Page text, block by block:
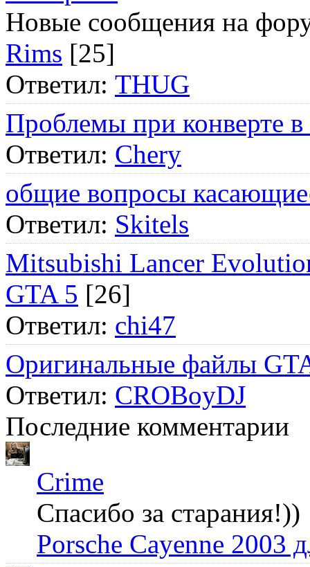
Новые сообщения на
Rims [25]
Ответил: THUG
Проблемы при конверте
Ответил: Chery
общие вопросы
Ответил: Skitels
Mitsubishi Lancer
GTA 5 [26]
Ответил: chi47
Оригинальные файлы
Ответил: CROBoyDJ
Последние комментарии
Crime
Спасибо за старания!))
Porsche Cayenne 2003